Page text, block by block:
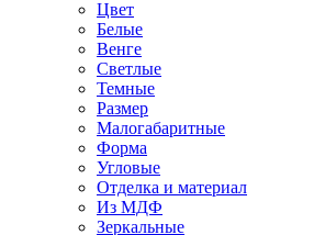
Цвет
Белые
Венге
Светлые
Темные
Размер
Малогабаритные
Форма
Угловые
Отделка и материал
Из МДФ
Зеркальные